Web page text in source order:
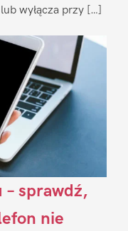
wyłącza przy […]
sprawdź,
nie